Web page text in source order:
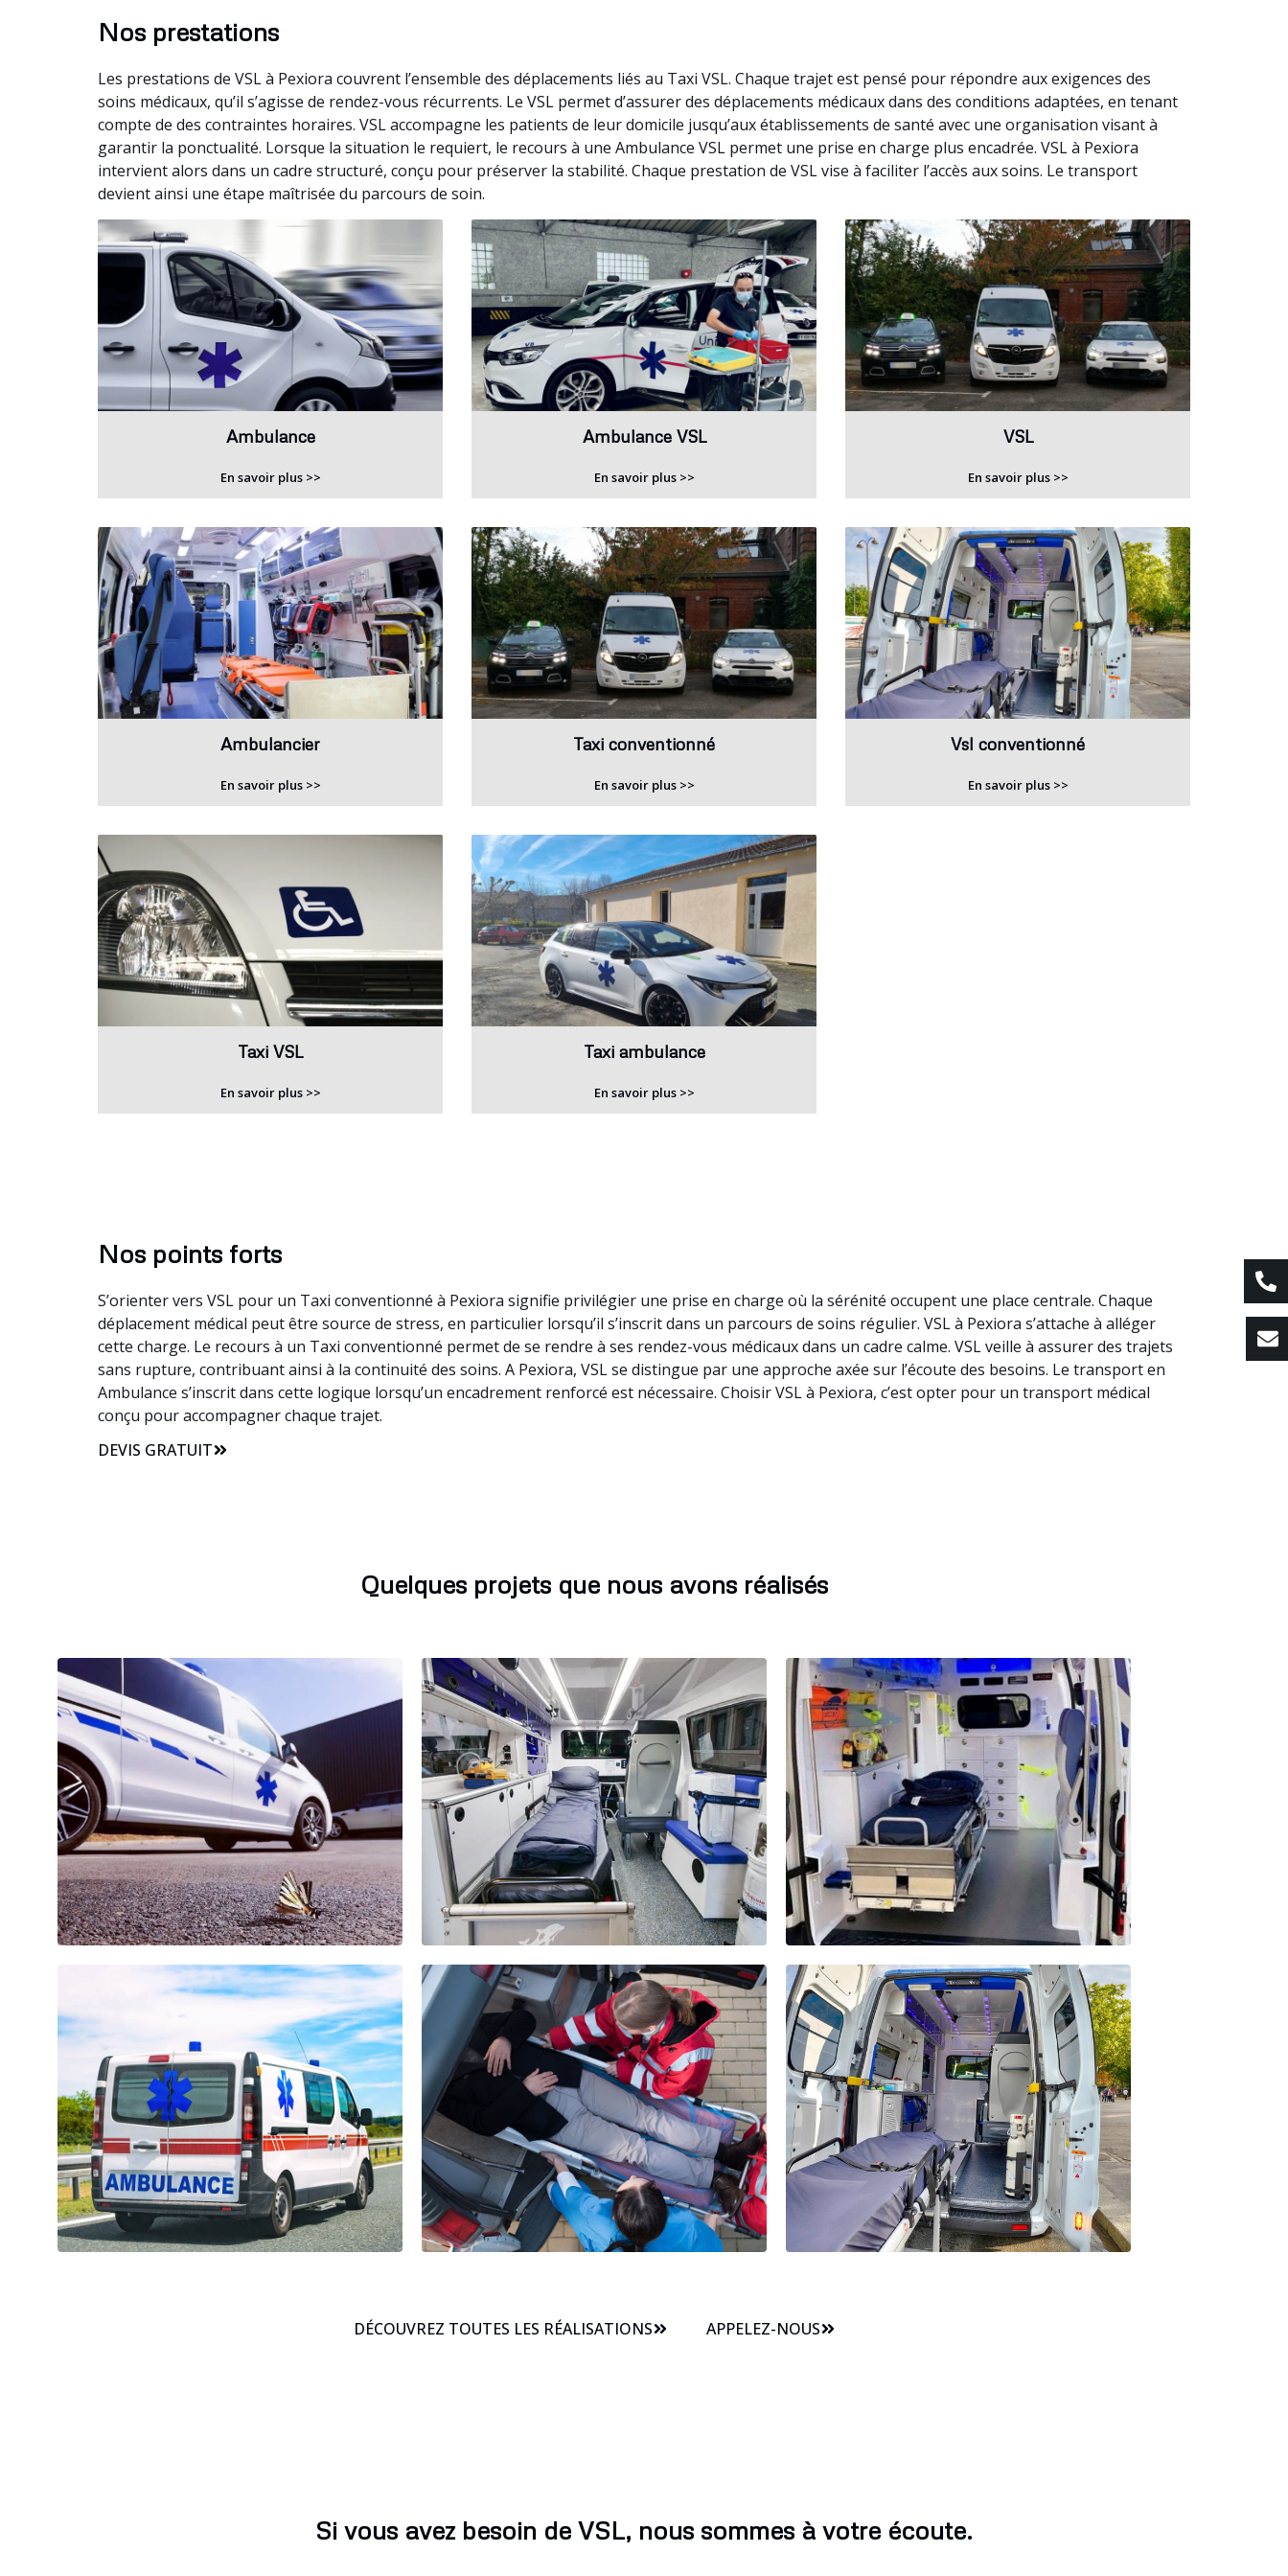
Nos prestations
Les prestations de VSL à Pexiora couvrent l’ensemble des déplacements liés au Taxi VSL. Chaque trajet est pensé pour répondre aux exigences des
soins médicaux, qu’il s’agisse de rendez-vous récurrents. Le VSL permet d’assurer des déplacements médicaux dans des conditions adaptées, en tenant
compte de des contraintes horaires. VSL accompagne les patients de leur domicile jusqu’aux établissements de santé avec une organisation visant à
garantir la ponctualité. Lorsque la situation le requiert, le recours à une Ambulance VSL permet une prise en charge plus encadrée. VSL à Pexiora
intervient alors dans un cadre structuré, conçu pour préserver la stabilité. Chaque prestation de VSL vise à faciliter l’accès aux soins. Le transport
devient ainsi une étape maîtrisée du parcours de soin.
Ambulance
En savoir plus >>
Ambulance VSL
En savoir plus >>
VSL
En savoir plus >>
Ambulancier
En savoir plus >>
Taxi conventionné
En savoir plus >>
Vsl conventionné
En savoir plus >>
Taxi VSL
En savoir plus >>
Taxi ambulance
En savoir plus >>
Nos points forts
S’orienter vers VSL pour un Taxi conventionné à Pexiora signifie privilégier une prise en charge où la sérénité occupent une place centrale. Chaque
déplacement médical peut être source de stress, en particulier lorsqu’il s’inscrit dans un parcours de soins régulier. VSL à Pexiora s’attache à alléger
cette charge. Le recours à un Taxi conventionné permet de se rendre à ses rendez-vous médicaux dans un cadre calme. VSL veille à assurer des trajets
sans rupture, contribuant ainsi à la continuité des soins. A Pexiora, VSL se distingue par une approche axée sur l’écoute des besoins. Le transport en
Ambulance s’inscrit dans cette logique lorsqu’un encadrement renforcé est nécessaire. Choisir VSL à Pexiora, c’est opter pour un transport médical
conçu pour accompagner chaque trajet.
DEVIS GRATUIT
Quelques projets que nous avons réalisés
DÉCOUVREZ TOUTES LES RÉALISATIONS APPELEZ-NOUS
Si vous avez besoin de VSL, nous sommes à votre écoute.